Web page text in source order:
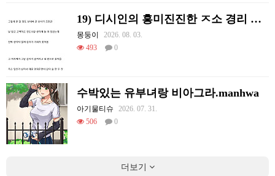
19) 디시인의 흥미진진한 ㅈ소 경리 ㄸ먹은 썰
몽둥이
2026. 08. 03.
493
0
수박있는 유부녀랑 비아그라.manhwa
아기물티슈
2026. 07. 31.
506
0
더보기